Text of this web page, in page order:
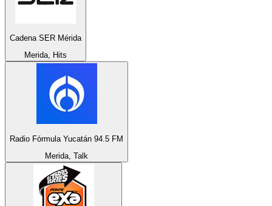
Cadena SER Mérida
Merida, Hits
Radio Fórmula Yucatán 94.5 FM
Merida, Talk